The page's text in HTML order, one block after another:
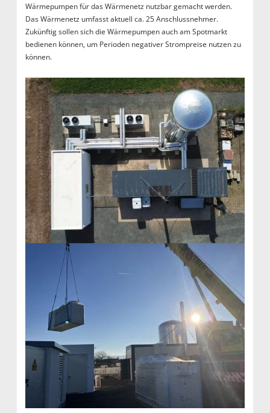
Wärmepumpen für das Wärmenetz nutzbar gemacht werden.
Das Wärmenetz umfasst aktuell ca. 25 Anschlussnehmer.
Zukünftig sollen sich die Wärmepumpen auch am Spotmarkt
bedienen können, um Perioden negativer Strompreise nutzen zu
können.